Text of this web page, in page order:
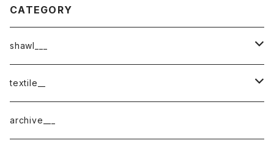
CATEGORY
shawl___
cotton
border
cotton × wool
textile__
織物
archive___